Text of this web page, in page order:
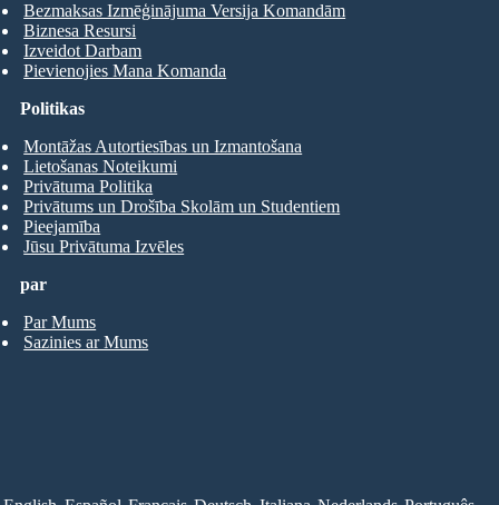
Bezmaksas Izmēģinājuma Versija Komandām
Biznesa Resursi
Izveidot Darbam
Pievienojies Mana Komanda
par
Par Mums
Sazinies ar Mums
Politikas
Montāžas Autortiesības un Izmantošana
Lietošanas Noteikumi
Privātuma Politika
Privātums un Drošība Skolām un Studentiem
Pieejamība
Jūsu Privātuma Izvēles